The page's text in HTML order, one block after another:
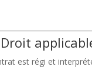
Droit
est régi et